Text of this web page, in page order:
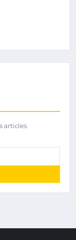
articles